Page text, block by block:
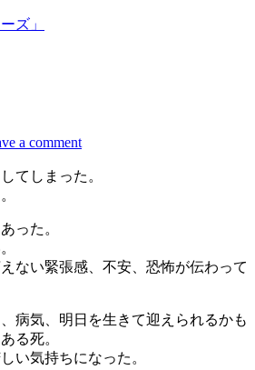
ズ」
a comment
てしまった。
った。
ない緊張感、不安、恐怖が伝わって
病気、明日を生きて迎えられるかも
る死。
い気持ちになった。